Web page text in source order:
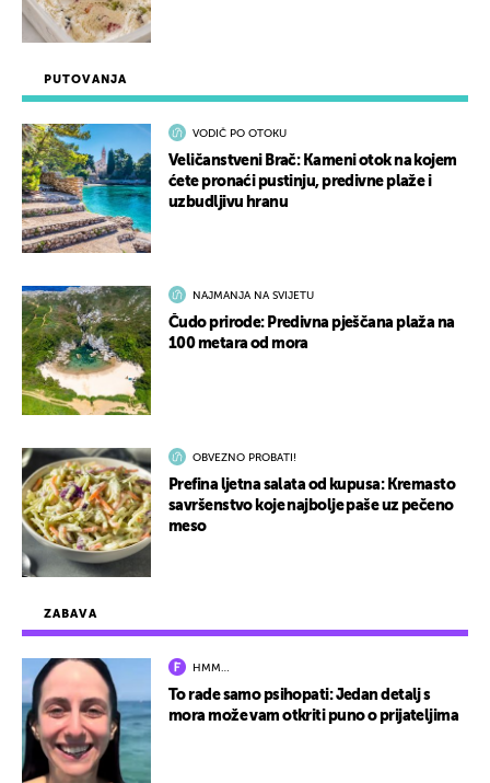
ZABAVA
HMM…
To rade samo psihopati: Jedan detalj s
mora može vam otkriti puno o prijateljima
PUTOVANJA
VODIČ PO OTOKU
Veličanstveni Brač: Kameni otok na kojem
ćete pronaći pustinju, predivne plaže i
uzbudljivu hranu
NAJMANJA NA SVIJETU
Čudo prirode: Predivna pješčana plaža na
100 metara od mora
OBVEZNO PROBATI!
Prefina ljetna salata od kupusa: Kremasto
savršenstvo koje najbolje paše uz pečeno
meso